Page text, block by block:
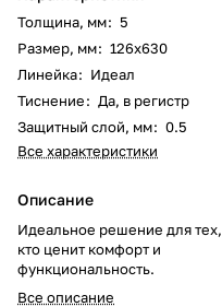
Толщина, мм: 5
Размер, мм: 126x630
Линейка: Идеал
Тиснение: Да, в регистр
Защитный слой, мм: 0.5
Все характеристики
Описание
Идеальное решение для тех,
кто ценит комфорт и
функциональность.
Все описание